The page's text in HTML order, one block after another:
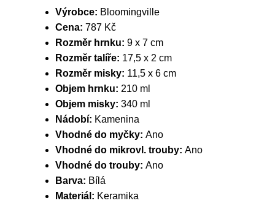
Výrobce: Bloomingville
Cena: 787 Kč
Rozměr hrnku: 9 x 7 cm
Rozměr talíře: 17,5 x 2 cm
Rozměr misky: 11,5 x 6 cm
Objem hrnku: 210 ml
Objem misky: 340 ml
Nádobí: Kamenina
Vhodné do myčky: Ano
Vhodné do mikrovl. trouby: Ano
Vhodné do trouby: Ano
Barva: Bílá
Materiál: Keramika